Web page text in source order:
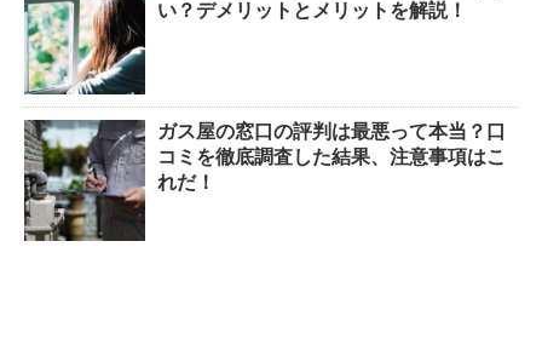
い？デメリットとメリットを解説！
ガス屋の窓口の評判は最悪って本当？口
コミを徹底調査した結果、注意事項はこ
れだ！